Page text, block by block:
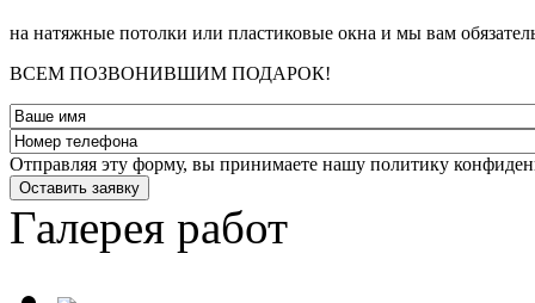
на натяжные потолки или пластиковые окна и мы вам
ВСЕМ ПОЗВОНИВШИМ ПОДАРОК!
Отправляя эту форму, вы принимаете нашу политику
Оставить заявку
Галерея работ